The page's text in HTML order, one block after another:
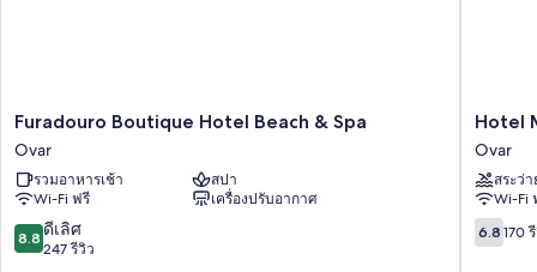
Furadouro
Boutique
Hotel
Beach
&
Spa
Ovar
Furadouro Boutique Hotel Beach & Spa
Ovar
รวมอาหารเช้า
สปา
Wi-Fi ฟรี
เครื่องปรับอากาศ
8.8
จาก
8.8 ดีเลิศ
247 รีวิว
Hotel
Meia
Lua
Ovar
Hotel
Ovar
สระว่
Wi-Fi
6.8
จาก
6.8 170